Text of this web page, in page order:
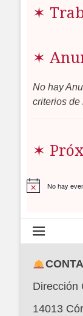
✶
✶
No hay
criterios de
✶
Aviso No hay
Dirección
14013